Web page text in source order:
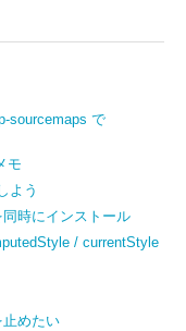
sourcemaps で
モ
よう
同時にインストール
/ currentStyle
止めたい